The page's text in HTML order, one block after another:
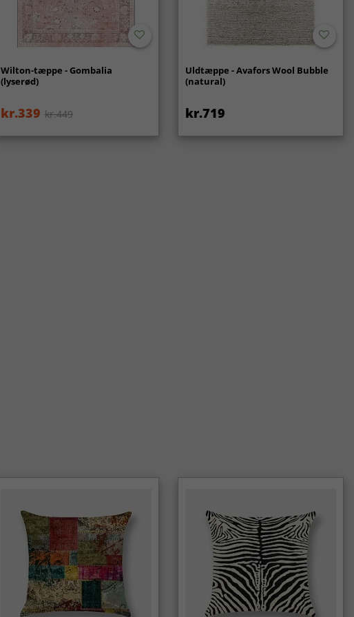
Wilton-tæppe - Gombalia
(lyserød)
kr.339 kr.449
Uldtæppe - Avafors Wool Bubble
(natural)
kr.719